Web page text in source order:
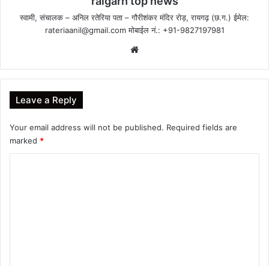
स्वामी, संचालक – अनिल रतेरिया पता – गौरीशंकर मंदिर रोड़, रायगढ़ (छ.ग.) ईमेल:
rateriaanil@gmail.comमोबाईल नं.: +91-9827197981
Leave a Reply
Your email address will not be published. Required fields are
marked *